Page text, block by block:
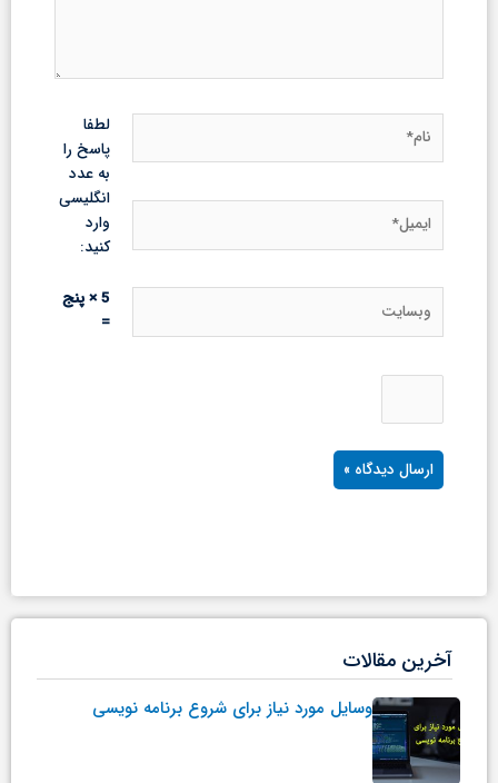
لطفا
پاسخ را
به عدد
انگلیسی
وارد
کنید:
5 × پنج
=
آخرین مقالات
وسایل مورد نیاز برای شروع برنامه نویسی